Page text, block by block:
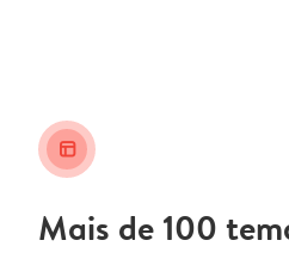
layout_alt
Mais de 100